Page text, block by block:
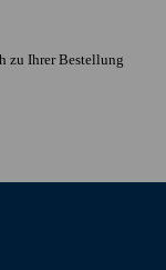
zu Ihrer Bestellung